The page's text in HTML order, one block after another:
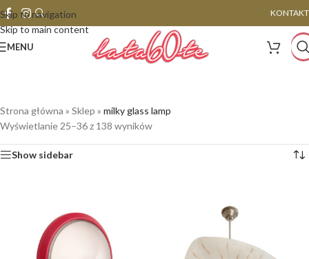
Skip to navigation
Skip to main content
KONTAKT
MENU
Strona główna » Sklep » milky glass lamp
Wyświetlanie 25–36 z 138 wyników
Show sidebar